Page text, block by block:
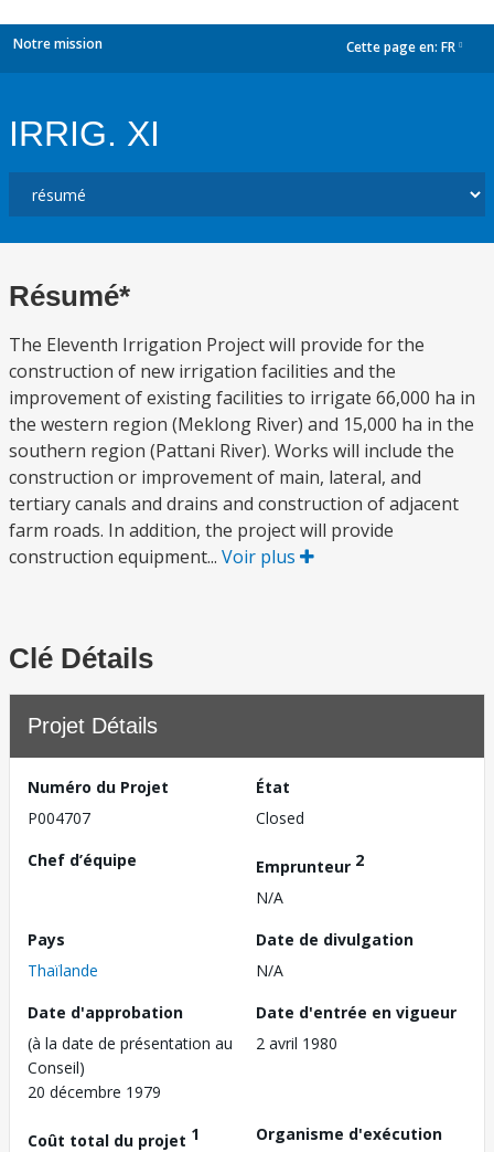
Notre mission Cette page en: FR
IRRIG. XI
Résumé*
The Eleventh Irrigation Project will provide for the
construction of new irrigation facilities and the
improvement of existing facilities to irrigate 66,000 ha in
the western region (Meklong River) and 15,000 ha in the
southern region (Pattani River). Works will include the
construction or improvement of main, lateral, and
tertiary canals and drains and construction of adjacent
farm roads. In addition, the project will provide
construction equipment... Voir plus
Clé Détails
Projet Détails
Numéro du Projet
P004707
État
Closed
Chef d’équipe
Emprunteur 2
N/A
Pays
Thaïlande
Date de divulgation
N/A
Date d'approbation
(à la date de présentation au
Conseil)
20 décembre 1979
Date d'entrée en vigueur
2 avril 1980
Coût total du projet 1
Organisme d'exécution